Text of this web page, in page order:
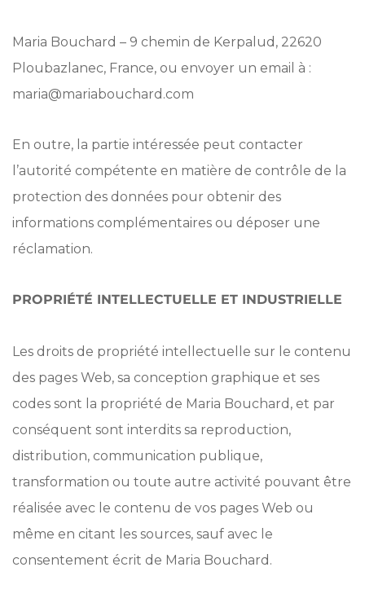
Maria Bouchard – 9 chemin de Kerpalud, 22620
Ploubazlanec, France, ou envoyer un email à :
maria@mariabouchard.com
En outre, la partie intéressée peut contacter
l’autorité compétente en matière de contrôle de la
protection des données pour obtenir des
informations complémentaires ou déposer une
réclamation.
PROPRIÉTÉ INTELLECTUELLE ET INDUSTRIELLE
Les droits de propriété intellectuelle sur le contenu
des pages Web, sa conception graphique et ses
codes sont la propriété de Maria Bouchard, et par
conséquent sont interdits sa reproduction,
distribution, communication publique,
transformation ou toute autre activité pouvant être
réalisée avec le contenu de vos pages Web ou
même en citant les sources, sauf avec le
consentement écrit de Maria Bouchard.